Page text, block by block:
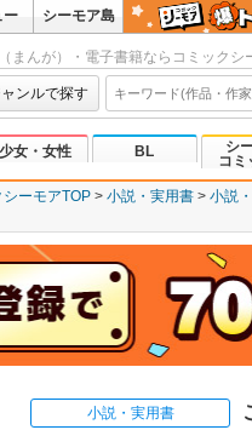
ー シーモア島
まんが）・電子書籍ならコミックシ
ンルで探す
少女・女性 BL
シ
コミ
ーモアTOP 小説・実用書 小説
小説・実用書